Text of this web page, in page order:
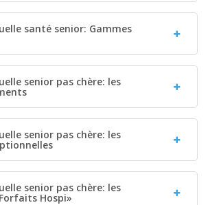
santé senior: Gammes
senior pas chère: les
senior pas chère: les
senior pas chère: les
Hospi»